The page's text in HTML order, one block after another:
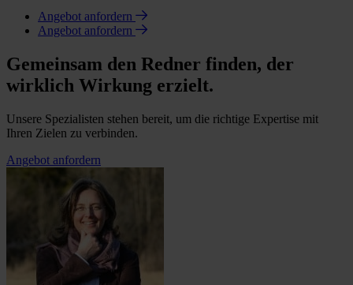
Angebot anfordern
Angebot anfordern
Gemeinsam den Redner finden, der
wirklich Wirkung erzielt.
Unsere Spezialisten stehen bereit, um die richtige Expertise mit
Ihren Zielen zu verbinden.
Angebot anfordern